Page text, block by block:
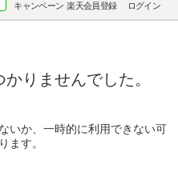
キャンペーン 楽天会員登録 ログイン
りませんでした。
いか、一時的に利用できない可
ます。